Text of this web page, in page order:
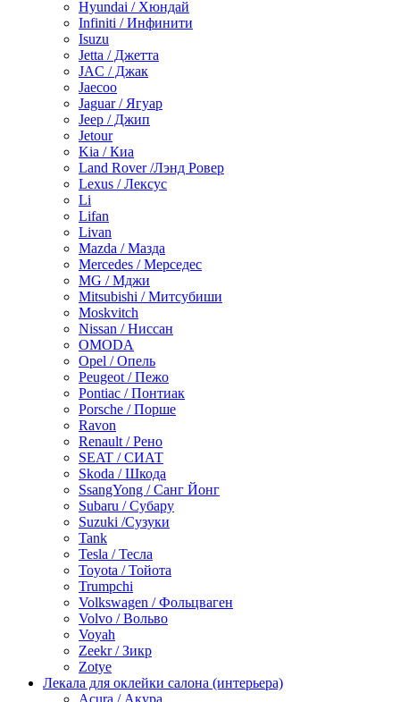
Hyundai / Хюндай
Infiniti / Инфинити
Isuzu
Jetta / Джетта
JAC / Джак
Jaecoo
Jaguar / Ягуар
Jeep / Джип
Jetour
Kia / Киа
Land Rover /Лэнд Ровер
Lexus / Лексус
Li
Lifan
Livan
Mazda / Мазда
Mercedes / Мерседес
MG / Мджи
Mitsubishi / Митсубиши
Moskvitch
Nissan / Ниссан
OMODA
Opel / Опель
Peugeot / Пежо
Pontiac / Понтиак
Porsche / Порше
Ravon
Renault / Рено
SEAT / СИАТ
Skoda / Шкода
SsangYong / Санг Йонг
Subaru / Субару
Suzuki /Сузуки
Tank
Tesla / Тесла
Toyota / Тойота
Trumpchi
Volkswagen / Фольцваген
Volvo / Вольво
Voyah
Zeekr / Зикр
Zotye
Лекала для оклейки салона (интерьера)
Acura / Акура